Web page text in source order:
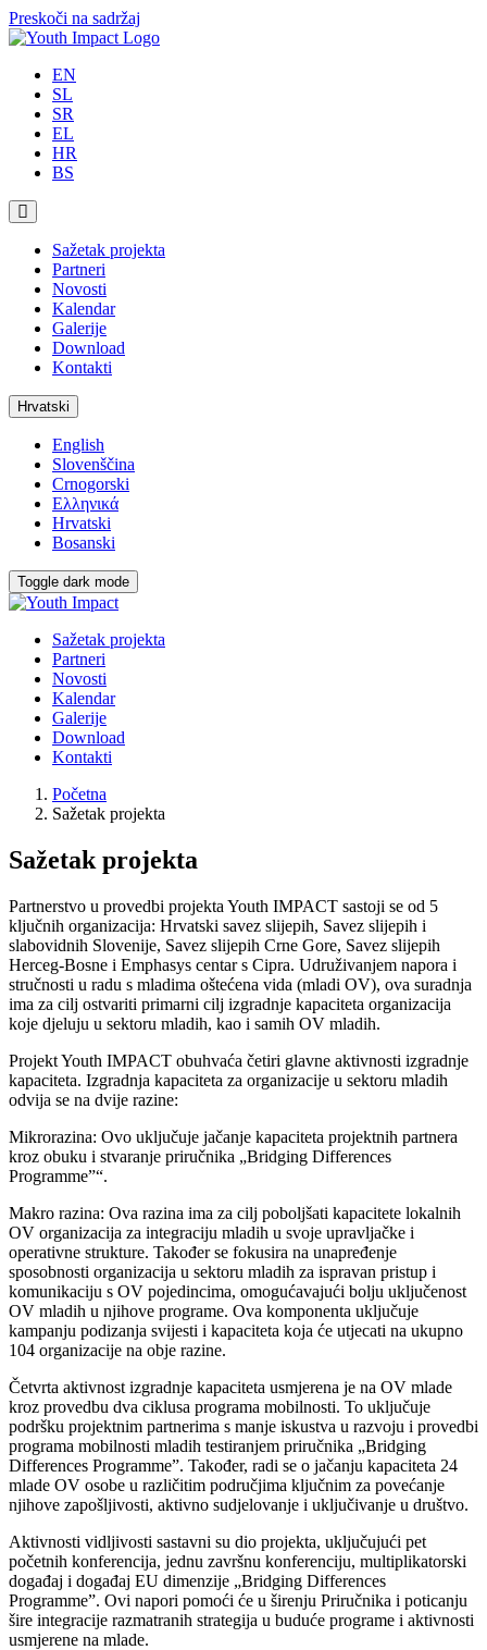
Preskoči na sadržaj
EN
SL
SR
EL
HR
BS
Sažetak projekta
Partneri
Novosti
Kalendar
Galerije
Download
Kontakti
Hrvatski
English
Slovenščina
Crnogorski
Ελληνικά
Hrvatski
Bosanski
Toggle dark mode
Sažetak projekta
Partneri
Novosti
Kalendar
Galerije
Download
Kontakti
Početna
Sažetak projekta
Sažetak projekta
Partnerstvo u provedbi projekta Youth IMPACT sastoji se od 5
ključnih organizacija: Hrvatski savez slijepih, Savez slijepih i
slabovidnih Slovenije, Savez slijepih Crne Gore, Savez slijepih
Herceg-Bosne i Emphasys centar s Cipra. Udruživanjem napora i
stručnosti u radu s mladima oštećena vida (mladi OV), ova suradnja
ima za cilj ostvariti primarni cilj izgradnje kapaciteta organizacija
koje djeluju u sektoru mladih, kao i samih OV mladih.
Projekt Youth IMPACT obuhvaća četiri glavne aktivnosti izgradnje
kapaciteta. Izgradnja kapaciteta za organizacije u sektoru mladih
odvija se na dvije razine:
Mikrorazina: Ovo uključuje jačanje kapaciteta projektnih partnera
kroz obuku i stvaranje priručnika „Bridging Differences
Programme”“.
Makro razina: Ova razina ima za cilj poboljšati kapacitete lokalnih
OV organizacija za integraciju mladih u svoje upravljačke i
operativne strukture. Također se fokusira na unapređenje
sposobnosti organizacija u sektoru mladih za ispravan pristup i
komunikaciju s OV pojedincima, omogućavajući bolju uključenost
OV mladih u njihove programe. Ova komponenta uključuje
kampanju podizanja svijesti i kapaciteta koja će utjecati na ukupno
104 organizacije na obje razine.
Četvrta aktivnost izgradnje kapaciteta usmjerena je na OV mlade
kroz provedbu dva ciklusa programa mobilnosti. To uključuje
podršku projektnim partnerima s manje iskustva u razvoju i provedbi
programa mobilnosti mladih testiranjem priručnika „Bridging
Differences Programme”. Također, radi se o jačanju kapaciteta 24
mlade OV osobe u različitim područjima ključnim za povećanje
njihove zapošljivosti, aktivno sudjelovanje i uključivanje u društvo.
Aktivnosti vidljivosti sastavni su dio projekta, uključujući pet
početnih konferencija, jednu završnu konferenciju, multiplikatorski
događaj i događaj EU dimenzije „Bridging Differences
Programme”. Ovi napori pomoći će u širenju Priručnika i poticanju
šire integracije razmatranih strategija u buduće programe i aktivnosti
usmjerene na mlade.